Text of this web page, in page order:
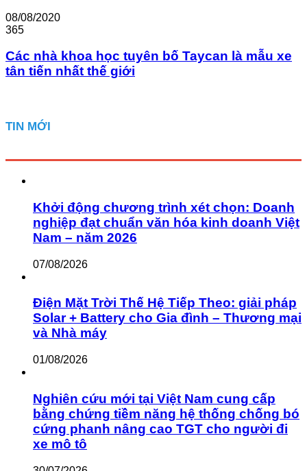
08/08/2020
365
Các nhà khoa học tuyên bố Taycan là mẫu xe
tân tiến nhất thế giới
TIN MỚI
Khởi động chương trình xét chọn: Doanh
nghiệp đạt chuẩn văn hóa kinh doanh Việt
Nam – năm 2026
07/08/2026
Điện Mặt Trời Thế Hệ Tiếp Theo: giải pháp
Solar + Battery cho Gia đình – Thương mại
và Nhà máy
01/08/2026
Nghiên cứu mới tại Việt Nam cung cấp
bằng chứng tiềm năng hệ thống chống bó
cứng phanh nâng cao TGT cho người đi
xe mô tô